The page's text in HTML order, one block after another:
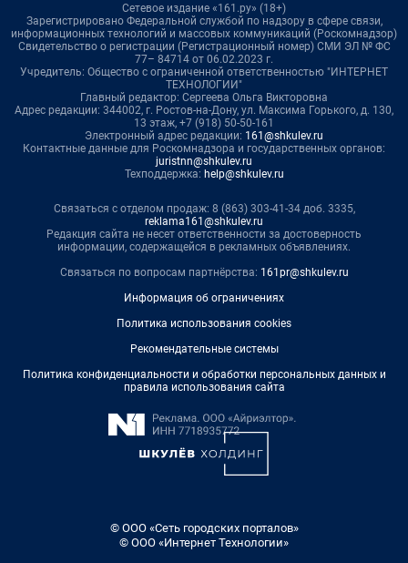
Сетевое издание «161.ру» (18+)
Зарегистрировано Федеральной службой по надзору в сфере связи,
информационных технологий и массовых коммуникаций (Роскомнадзор)
Свидетельство о регистрации (Регистрационный номер) СМИ ЭЛ № ФС
77– 84714 от 06.02.2023 г.
Учредитель: Общество с ограниченной ответственностью "ИНТЕРНЕТ
ТЕХНОЛОГИИ"
Главный редактор: Сергеева Ольга Викторовна
Адрес редакции: 344002, г. Ростов-на-Дону, ул. Максима Горького, д. 130,
13 этаж, +7 (918) 50-50-161
Электронный адрес редакции: 161@shkulev.ru
Контактные данные для Роскомнадзора и государственных органов:
juristnn@shkulev.ru
Техподдержка: help@shkulev.ru
Связаться с отделом продаж: 8 (863) 303-41-34 доб. 3335,
reklama161@shkulev.ru
Редакция сайта не несет ответственности за достоверность
информации, содержащейся в рекламных объявлениях.
Связаться по вопросам партнёрства: 161pr@shkulev.ru
Информация об ограничениях
Политика использования cookies
Рекомендательные системы
Политика конфиденциальности и обработки персональных данных и
правила использования сайта
© ООО «Сеть городских порталов»
© ООО «Интернет Технологии»